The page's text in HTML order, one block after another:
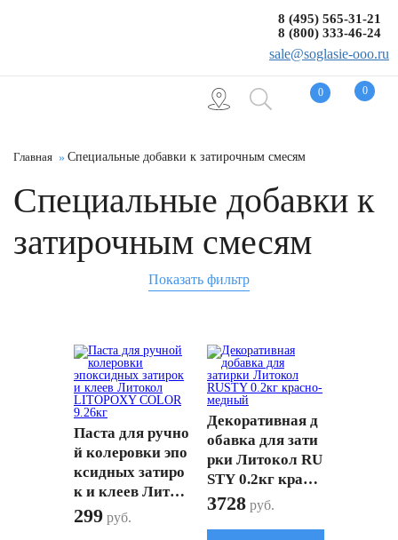
0 0
8 (495) 565-31-21
8 (800) 333-46-24
sale@soglasie-ooo.ru
Главная Специальные добавки к затирочным смесям
Специальные добавки к
затирочным смесям
Показать фильтр
Паста для ручно
й колеровки эпо
ксидных затиро
к и клеев Литок
ол LITOPOXY C
OLOR 9.26кг
299 руб.
Декоративная д
обавка для зати
рки Литокол RU
STY 0.2кг красн
о-медный
3728 руб.